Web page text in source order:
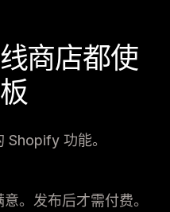
商店都使
Shopify 功能。
。发布后才需付费。